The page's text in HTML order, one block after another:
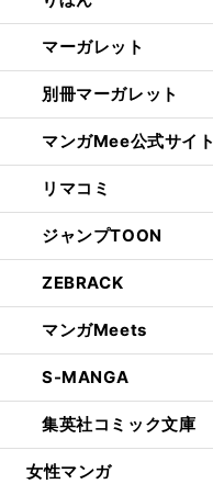
マーガレット
別冊マーガレット
マンガMee公式サイト
リマコミ
ジャンプTOON
ZEBRACK
マンガMeets
S-MANGA
集英社コミック文庫
女性マンガ